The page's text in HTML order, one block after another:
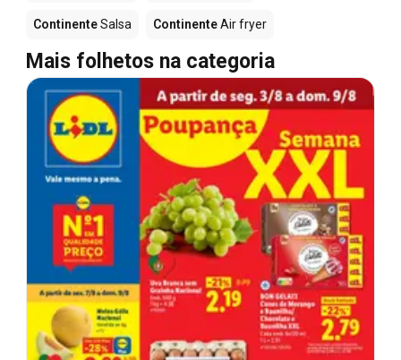
ContinenteSalsa ContinenteAir fryer
Mais folhetos na categoria